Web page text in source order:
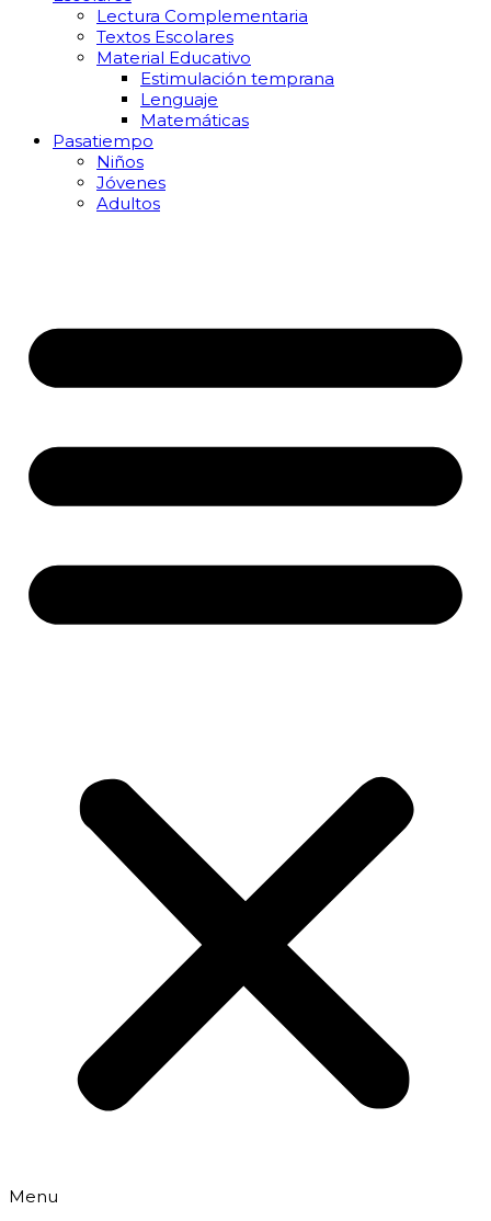
Lectura Complementaria
Textos Escolares
Material Educativo
Estimulación temprana
Lenguaje
Matemáticas
Pasatiempo
Niños
Jóvenes
Adultos
Menu